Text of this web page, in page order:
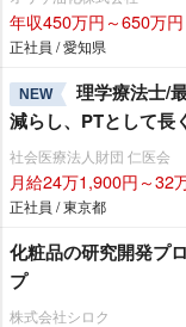
年収450万円～650万円
正社員 / 愛知県
NEW
理学療法士/
減らし、PTとして長
社会医療法人財団 仁医会
月給24万1,900円～32
正社員 / 東京都
化粧品の研究開発プ
プ
株式会社シロク